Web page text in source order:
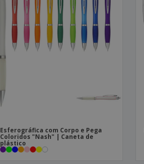
Esferográfica com Corpo e Pega
Coloridos "Nash" | Caneta de
plástico